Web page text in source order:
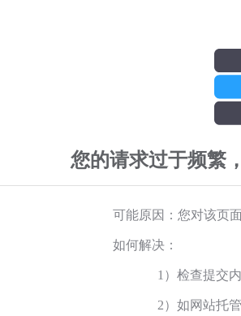
您的请求过于频繁
可能原因：您对该页
如何解决：
1）检查提交
2）如网站托